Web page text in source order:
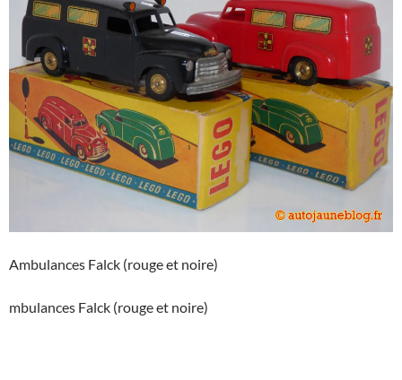
Ambulances Falck (rouge et noire)
mbulances Falck (rouge et noire)